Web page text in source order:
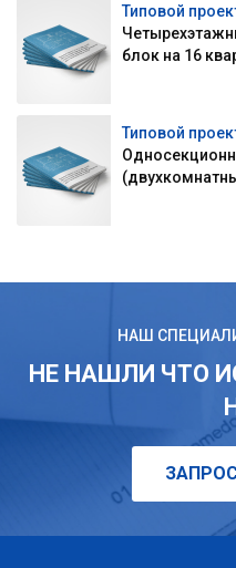
Типовой
блок на 16
Типовой
НАШ
НЕ НАШЛИ ЧТО